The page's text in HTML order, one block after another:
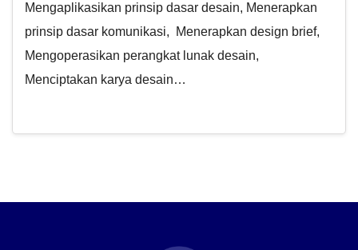
Mengaplikasikan prinsip dasar desain, Menerapkan
prinsip dasar komunikasi, Menerapkan design brief,
Mengoperasikan perangkat lunak desain,
Menciptakan karya desain…